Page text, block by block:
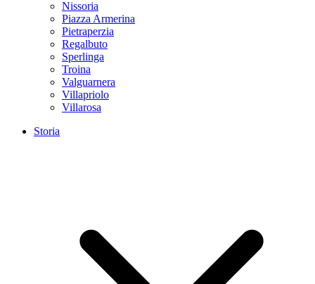
Nissoria
Piazza Armerina
Pietraperzia
Regalbuto
Sperlinga
Troina
Valguarnera
Villapriolo
Villarosa
Storia